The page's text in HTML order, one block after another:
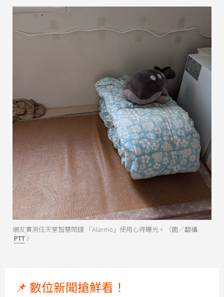
網友實測任天堂智慧鬧鐘 「Alarmo」使用心得曝光。（圖／翻攝
PTT ）
📌 數位新聞搶鮮看！